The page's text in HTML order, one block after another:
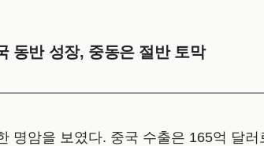
동반 성장, 중동은 절반 토막
명암을 보였다. 중국 수출은 165억 달